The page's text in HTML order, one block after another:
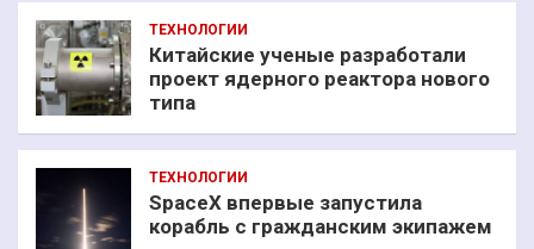
ТЕХНОЛОГИИ
Китайские ученые разработали
проект ядерного реактора нового
типа
ТЕХНОЛОГИИ
SpaceX впервые запустила
корабль с гражданским экипажем